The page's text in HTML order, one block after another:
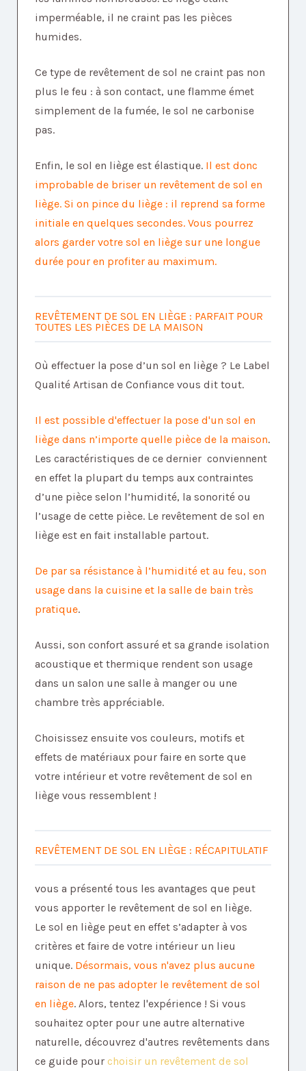
imperméable, il ne craint pas les pièces
humides.
Ce type de revêtement de sol ne craint pas non
plus le feu : à son contact, une flamme émet
simplement de la fumée, le sol ne carbonise
pas.
Enfin, le sol en liège est élastique. Il est donc
improbable de briser un revêtement de sol en
liège. Si on pince du liège : il reprend sa forme
initiale en quelques secondes. Vous pourrez
alors garder votre sol en liège sur une longue
durée pour en profiter au maximum.
REVÊTEMENT DE SOL EN LIÈGE : PARFAIT POUR
TOUTES LES PIÈCES DE LA MAISON
Où effectuer la pose d’un sol en liège ? Le Label
Qualité Artisan de Confiance vous dit tout.
Il est possible d'effectuer la pose d'un sol en
liège dans n’importe quelle pièce de la maison.
Les caractéristiques de ce dernier conviennent
en effet la plupart du temps aux contraintes
d’une pièce selon l’humidité, la sonorité ou
l’usage de cette pièce. Le revêtement de sol en
liège est en fait installable partout.
De par sa résistance à l’humidité et au feu, son
usage dans la cuisine et la salle de bain très
pratique.
Aussi, son confort assuré et sa grande isolation
acoustique et thermique rendent son usage
dans un salon une salle à manger ou une
chambre très appréciable.
Choisissez ensuite vos couleurs, motifs et
effets de matériaux pour faire en sorte que
votre intérieur et votre revêtement de sol en
liège vous ressemblent !
REVÊTEMENT DE SOL EN LIÈGE : RÉCAPITULATIF
vous a présenté tous les avantages que peut
vous apporter le revêtement de sol en liège.
Le sol en liège peut en effet s’adapter à vos
critères et faire de votre intérieur un lieu
unique. Désormais, vous n'avez plus aucune
raison de ne pas adopter le revêtement de sol
en liège. Alors, tentez l'expérience ! Si vous
souhaitez opter pour une autre alternative
naturelle, découvrez d'autres revêtements dans
ce guide pour choisir un revêtement de sol